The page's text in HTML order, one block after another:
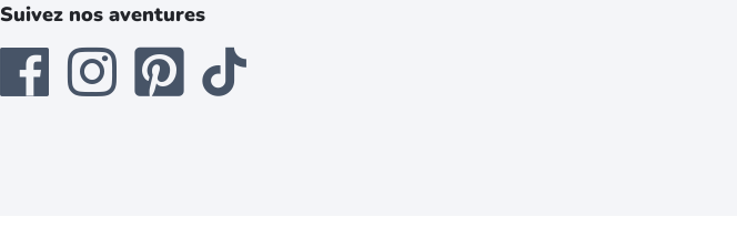
Suivez nos aventures